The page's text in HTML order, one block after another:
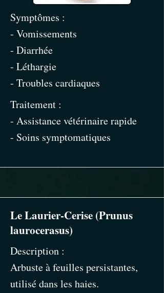
Symptômes :
- Vomissements
- Diarrhée
- Léthargie
- Troubles cardiaques
Traitement :
- Assistance vétérinaire rapide
- Soins symptomatiques
Le Laurier-Cerise (Prunus
laurocerasus)
Description :
Arbuste à feuilles persistantes,
utilisé dans les haies.